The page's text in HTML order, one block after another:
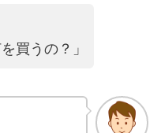
買うの？」